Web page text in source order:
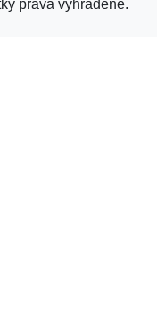
práva vyhradené.